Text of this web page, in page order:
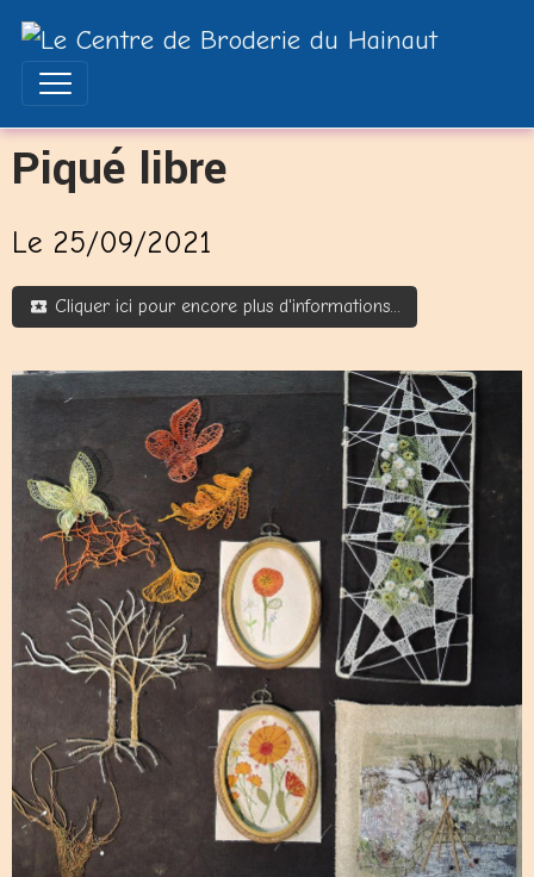
Piqué libre
Le 25/09/2021
Cliquer ici pour encore plus d'informations...